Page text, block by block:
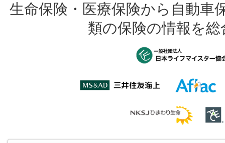
生命保険・医療保険から自動車
類の保険の情報を